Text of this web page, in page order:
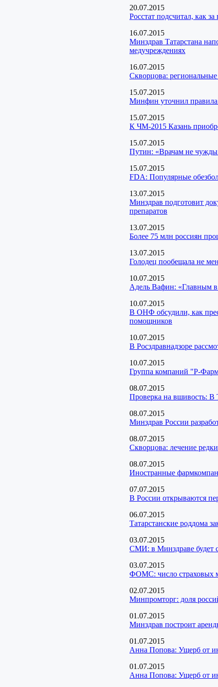
20.07.2015
Росстат подсчитал, как
16.07.2015
Минздрав Татарстана
медучреждениях
16.07.2015
Скворцова:
15.07.2015
Минфин уточнил правила
15.07.2015
К ЧМ-2015 Казань
15.07.2015
Путин: «Врачам не чужды
15.07.2015
FDА: Популярные
13.07.2015
Минздрав подготовит
препаратов
13.07.2015
Более 75 млн россиян
13.07.2015
Голодец пообещала не
10.07.2015
Адель Вафин: «Главным в
10.07.2015
В ОНФ обсудили, как
помощников
10.07.2015
В Росздравнадзоре
10.07.2015
Группа компаний "Р-Фарм"
08.07.2015
Проверка на вшивость: В
08.07.2015
Минздрав России
08.07.2015
Скворцова: лечение
08.07.2015
Иностранные
07.07.2015
В России открываются
06.07.2015
Татарстанские роддома
03.07.2015
СМИ: в Минздраве будет
03.07.2015
ФОМС: число страховых
02.07.2015
Минпромторг: доля
01.07.2015
Минздрав построит
01.07.2015
Анна Попова: Ущерб от
01.07.2015
Анна Попова: Ущерб от